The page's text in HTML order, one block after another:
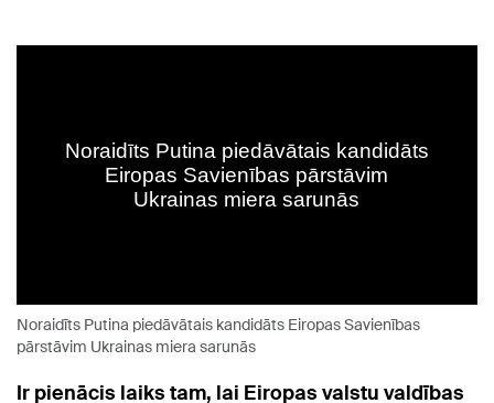
Noraidīts Putina piedāvātais kandidāts Eiropas Savienības
pārstāvim Ukrainas miera sarunās
Ir pienācis laiks tam, lai Eiropas valstu valdības